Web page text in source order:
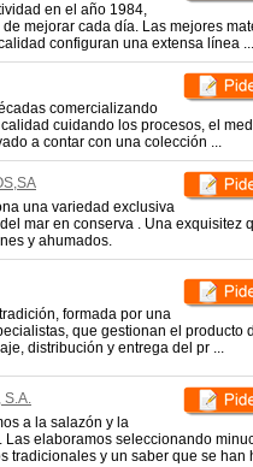
en el año 1984,
mejorar cada día. Las mejores
configuran una extensa línea ...
comercializando
cuidando los procesos, el
a contar con una colección ...
una variedad exclusiva
mar en conserva . Una exquisitez
y ahumados.
formada por una
que gestionan el producto
distribución y entrega del pr ...
S.A.
a la salazón y la
elaboramos seleccionando
tradicionales y un saber que se han